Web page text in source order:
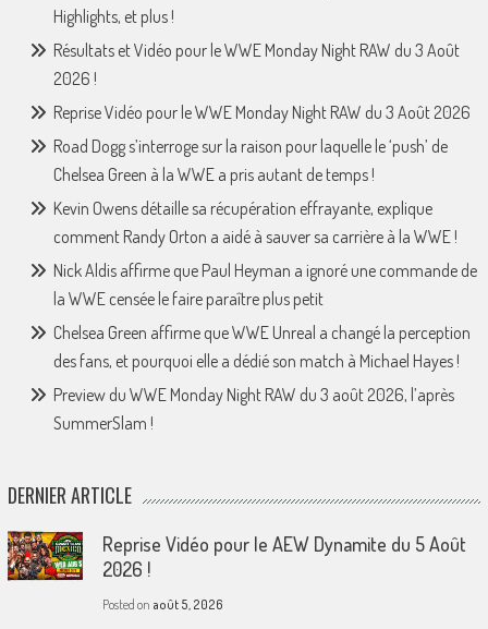
Highlights, et plus !
Résultats et Vidéo pour le WWE Monday Night RAW du 3 Août
2026 !
Reprise Vidéo pour le WWE Monday Night RAW du 3 Août 2026
Road Dogg s’interroge sur la raison pour laquelle le ‘push’ de
Chelsea Green à la WWE a pris autant de temps !
Kevin Owens détaille sa récupération effrayante, explique
comment Randy Orton a aidé à sauver sa carrière à la WWE !
Nick Aldis affirme que Paul Heyman a ignoré une commande de
la WWE censée le faire paraître plus petit
Chelsea Green affirme que WWE Unreal a changé la perception
des fans, et pourquoi elle a dédié son match à Michael Hayes !
Preview du WWE Monday Night RAW du 3 août 2026, l’après
SummerSlam !
DERNIER ARTICLE
Reprise Vidéo pour le AEW Dynamite du 5 Août
2026 !
Posted on août 5, 2026